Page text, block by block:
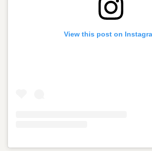
View this post on